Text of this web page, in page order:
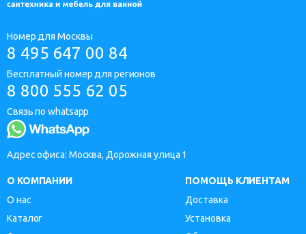
Номер для Москвы
8 495 647 00 84
Бесплатный номер для регионов
8 800 555 62 05
Связь по whatsapp
Адрес офиса: Москва, Дорожная улица 1
О КОМПАНИИ
О нас
Каталог
ПОМОЩЬ КЛИЕНТАМ
Доставка
Установка